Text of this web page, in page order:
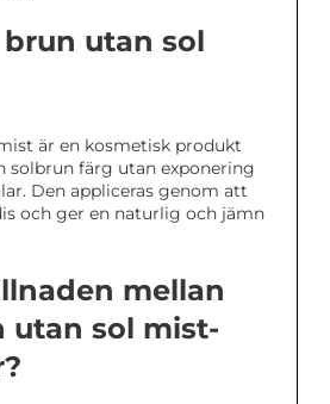
utan sol
är en kosmetisk produkt
solbrun färg utan exponering
Den appliceras genom att
och ger en naturlig och jämn
mellan
utan sol mist-